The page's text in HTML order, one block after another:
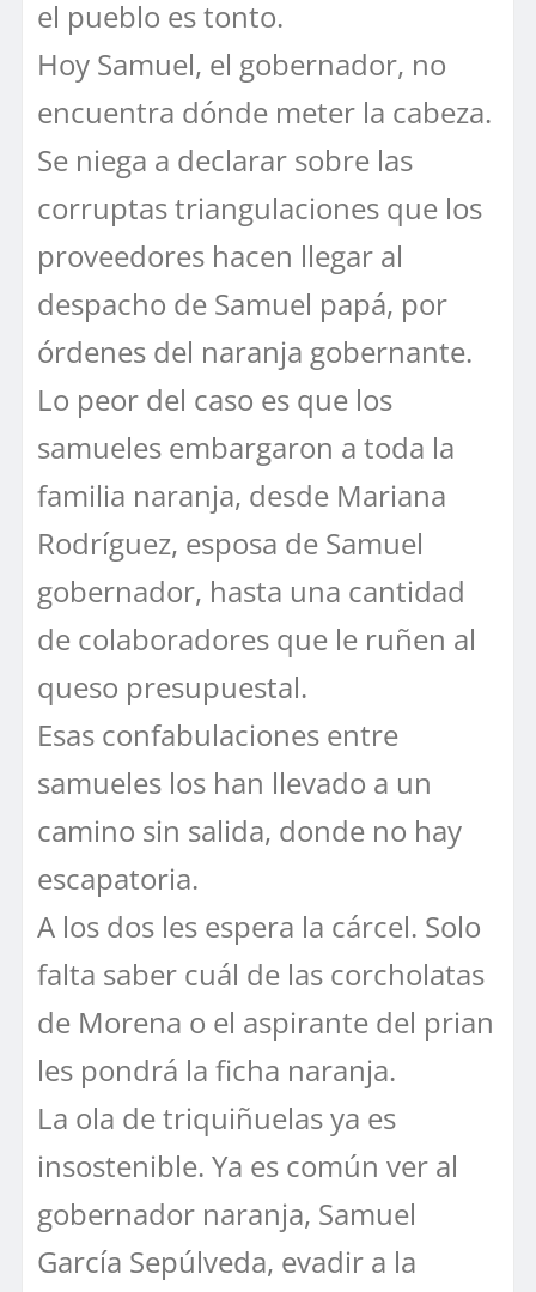
el pueblo es tonto.
Hoy Samuel, el gobernador, no
encuentra dónde meter la cabeza.
Se niega a declarar sobre las
corruptas triangulaciones que los
proveedores hacen llegar al
despacho de Samuel papá, por
órdenes del naranja gobernante.
Lo peor del caso es que los
samueles embargaron a toda la
familia naranja, desde Mariana
Rodríguez, esposa de Samuel
gobernador, hasta una cantidad
de colaboradores que le ruñen al
queso presupuestal.
Esas confabulaciones entre
samueles los han llevado a un
camino sin salida, donde no hay
escapatoria.
A los dos les espera la cárcel. Solo
falta saber cuál de las corcholatas
de Morena o el aspirante del prian
les pondrá la ficha naranja.
La ola de triquiñuelas ya es
insostenible. Ya es común ver al
gobernador naranja, Samuel
García Sepúlveda, evadir a la